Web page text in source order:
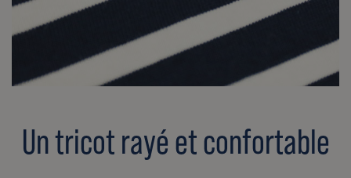
Un tricot rayé et confortable